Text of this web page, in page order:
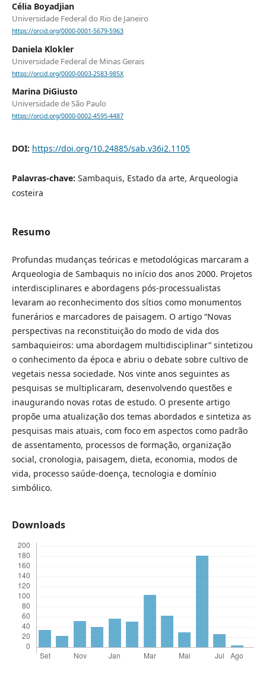
Célia Boyadjian
Universidade Federal do Rio de Janeiro
https://orcid.org/0000-0001-5679-5963
Daniela Klokler
Universidade Federal de Minas Gerais
https://orcid.org/0000-0003-2583-985X
Marina DiGiusto
Universidade de São Paulo
https://orcid.org/0000-0002-4595-4487
DOI: https://doi.org/10.24885/sab.v36i2.1105
Palavras-chave: Sambaquis, Estado da arte, Arqueologia
costeira
Resumo
Profundas mudanças teóricas e metodológicas marcaram a
Arqueologia de Sambaquis no início dos anos 2000. Projetos
interdisciplinares e abordagens pós-processualistas
levaram ao reconhecimento dos sítios como monumentos
funerários e marcadores de paisagem. O artigo “Novas
perspectivas na reconstituição do modo de vida dos
sambaquieiros: uma abordagem multidisciplinar” sintetizou
o conhecimento da época e abriu o debate sobre cultivo de
vegetais nessa sociedade. Nos vinte anos seguintes as
pesquisas se multiplicaram, desenvolvendo questões e
inaugurando novas rotas de estudo. O presente artigo
propõe uma atualização dos temas abordados e sintetiza as
pesquisas mais atuais, com foco em aspectos como padrão
de assentamento, processos de formação, organização
social, cronologia, paisagem, dieta, economia, modos de
vida, processo saúde-doença, tecnologia e domínio
simbólico.
Downloads